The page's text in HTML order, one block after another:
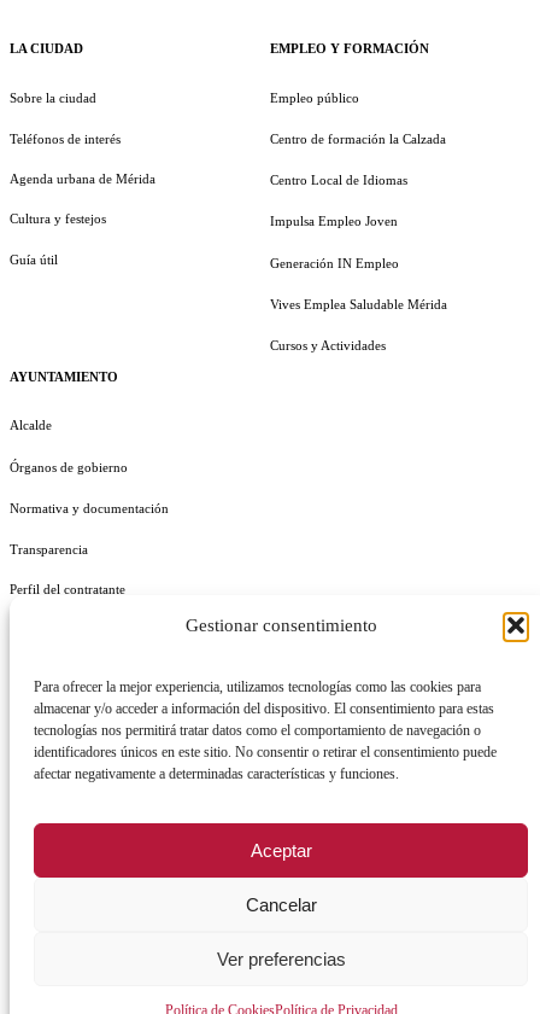
Gestionar consentimiento
Para ofrecer la mejor experiencia, utilizamos tecnologías como las cookies para
almacenar y/o acceder a información del dispositivo. El consentimiento para estas
tecnologías nos permitirá tratar datos como el comportamiento de navegación o
identificadores únicos en este sitio. No consentir o retirar el consentimiento puede
afectar negativamente a determinadas características y funciones.
Aceptar
Cancelar
Ver preferencias
Política de CookiesPolítica de Privacidad
LA CIUDAD
Sobre la ciudad
Teléfonos de interés
Agenda urbana de Mérida
Cultura y festejos
Guía útil
AYUNTAMIENTO
Alcalde
Órganos de gobierno
Normativa y documentación
Transparencia
Perfil del contratante
EMPLEO Y FORMACIÓN
Empleo público
Centro de formación la Calzada
Centro Local de Idiomas
Impulsa Empleo Joven
Generación IN Empleo
Vives Emplea Saludable Mérida
Cursos y Actividades
REGISTRO DE ACTIVIDADES DE TRATAMIENTO